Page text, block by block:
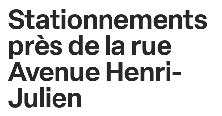
Stationnements
près de la rue
Avenue Henri-
Julien